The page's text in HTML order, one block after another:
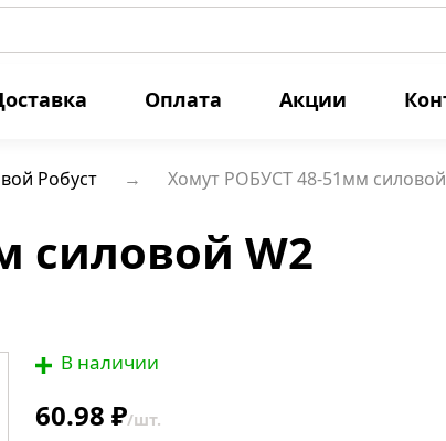
Оплата Акции
Робуст Хомут РОБУСТ 48-51мм
силовой W2
В наличии
60.98 ₽/шт.